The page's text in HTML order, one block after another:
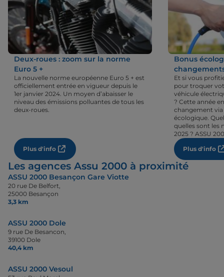
Deux-roues : zoom sur la norme
Euro 5 +
La nouvelle norme européenne Euro 5 + est
officiellement entrée en vigueur depuis le
1er janvier 2024. Un moyen d’abaisser le
niveau des émissions polluantes de tous les
deux-roues.
Plus d'info
Bonus
Et si vous
pour troquer
véhicule
? Cette année
changement
écologique.
quelles sont les
2025 ? ASSU
Plus d'info
Les agences Assu 2000 à proximité
ASSU 2000 Besançon Gare Viotte
20 rue De Belfort,
25000 Besançon
3,3 km
ASSU 2000 Dole
9 rue De Besancon,
39100 Dole
40,4 km
ASSU 2000 Vesoul